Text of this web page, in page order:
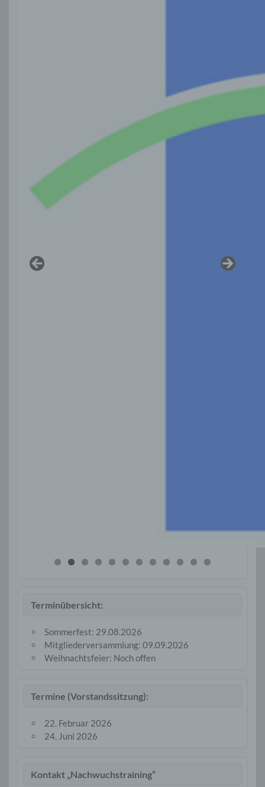
Terminübersicht:
Sommerfest: 29.08.2026
Mitgliederversammlung: 09.09.2026
Weihnachtsfeier: Noch offen
Termine (Vorstandssitzung):
22. Februar 2026
24. Juni 2026
Kontakt „Nachwuchstraining“